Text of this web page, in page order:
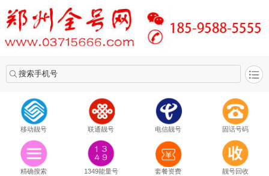
搜索手机号
移动靓号 联通靓号 电信靓号 固话号码
精确搜索 1349能量号 套餐资费 靓号回收
2020​移动最新套餐资费...
2020​联通最新套餐资费...